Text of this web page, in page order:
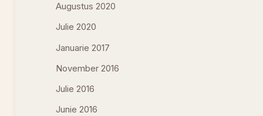
Augustus 2020
Julie 2020
Januarie 2017
November 2016
Julie 2016
Junie 2016